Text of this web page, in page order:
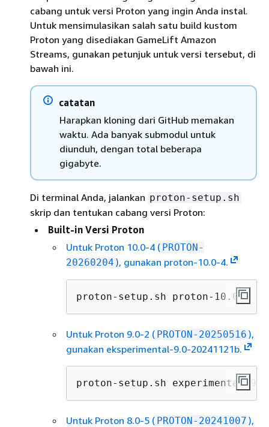
cabang untuk versi Proton yang ingin Anda instal.
Untuk mensimulasikan salah satu build kustom
Proton yang disediakan GameLift Amazon
Streams, gunakan petunjuk untuk versi tersebut, di
bawah ini.
catatan
Harapkan kloning dari GitHub memakan
waktu. Ada banyak submodul untuk
diunduh, dengan total beberapa
gigabyte.
Di terminal Anda, jalankan proton-setup.sh
skrip dan tentukan cabang versi Proton:
Built-in Versi Proton
Untuk Proton 10.0-4 ( PROTON-
20260204 ), gunakan proton-10.0-4.
proton-setup.sh proton-10.0-4
Untuk Proton 9.0-2 ( PROTON-20250516 ),
gunakan eksperimental-9.0-20241121b.
proton-setup.sh experimental-9.0-
Untuk Proton 8.0-5 ( PROTON-20241007 ),